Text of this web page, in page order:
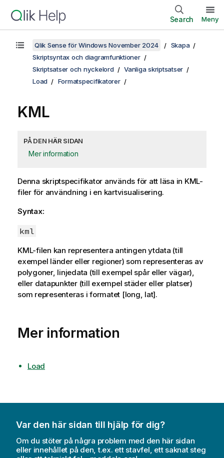
Search Meny
Qlik Sense för Windows November 2024
Skapa
Skriptsyntax och diagramfunktioner
Skriptsatser och nyckelord
Vanliga skriptsatser
Load
Formatspecifikatorer
KML
PÅ DEN HÄR SIDAN
Mer information
Denna skriptspecifikator används för att läsa in KML-
filer för användning i en kartvisualisering.
Syntax:
kml
KML-filen kan representera antingen ytdata (till
exempel länder eller regioner) som representeras av
polygoner, linjedata (till exempel spår eller vägar),
eller datapunkter (till exempel städer eller platser)
som representeras i formatet [long, lat].
Mer information
Load
Var den här sidan till hjälp för dig?
Om du stöter på några problem med den här sidan
eller innehållet på den, t.ex. ett stavfel, ett saknat steg